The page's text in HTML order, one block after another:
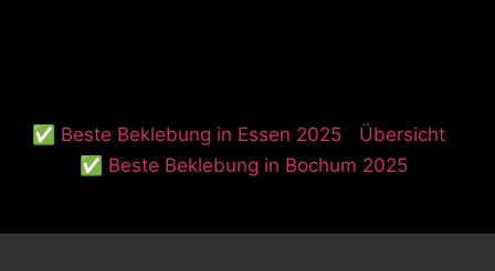
✅ Beste Beklebung in Essen 2025
Übersicht
✅ Beste Beklebung in Bochum 2025